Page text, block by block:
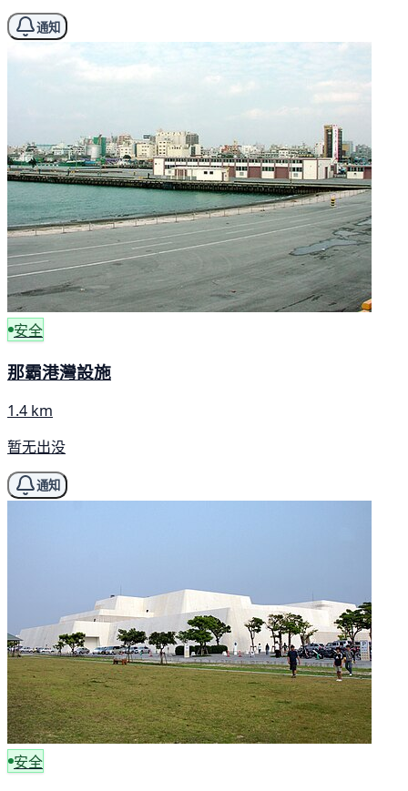
通知
安全
那霸港灣設施
1.4 km
暂无出没
通知
安全